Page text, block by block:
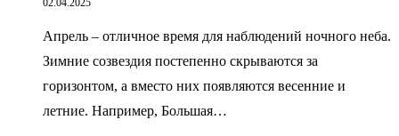
02.04.2025
Апрель – отличное время для наблюдений ночного неба.
Зимние созвездия постепенно скрываются за
горизонтом, а вместо них появляются весенние и
летние. Например, Большая…